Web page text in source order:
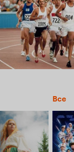
Все